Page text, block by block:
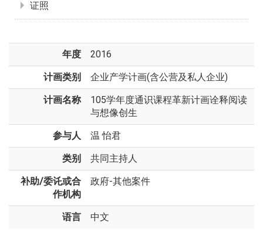
证照
年度 2016
计画类别 企业产学计画(含公营及私人企业)
计画名称
105学年度通识课程革新计画诠释阅读
与想像创生
参与人 温 怡君
类别 共同主持人
补助/委讬或合
作机构
政府-其他案件
语言 中文